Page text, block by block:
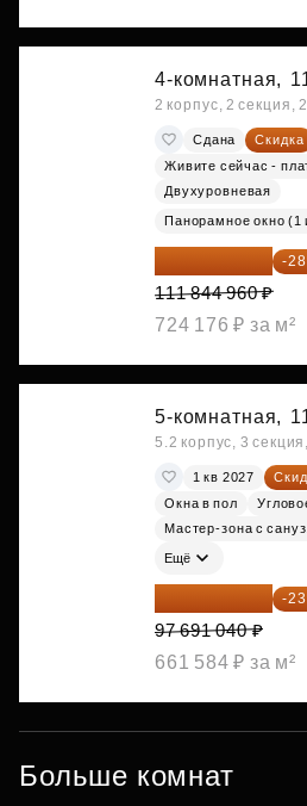
4-комнатная,
2 корпус, 2 секция,
Сдана Скидка
Живите сейчас -
Двухуровневая
Панорамное окно (1
80 528 371 ₽ -
111 844 960 ₽
724 176 ₽ за м²
5-комнатная,
5.2 корпус, 3
1 кв 2027
Окна в пол
Мастер-зона с
Ещё
75 222 101 ₽ -
97 691 040 ₽
661 584 ₽ за м²
Больше комнат